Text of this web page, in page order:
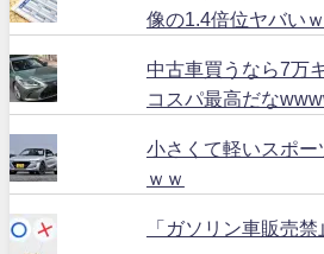
像の1.4倍位ヤバい
中古車買うなら7万
コスパ最高だな
小さくて軽いスポー
ｗｗ
「ガソリン車販売